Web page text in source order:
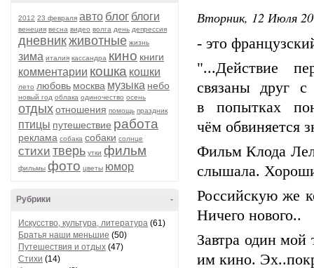
2012 23 февраля авто блог блоги
венеция весна видео волга день депрессия
дневникживотные жизнь
зима италия кассандра кино книги
комментарии кошка кошки
лето любовь москва музыка небо
новый год облака одиночество осень
отдыхотношения помощь праздник
птицы путешествие работа
реклама собака собаки солнце
стихи тверь утки фильм
фильмы фото цветы юмор
-
Рубрики
Искусство, культура, литература (61)
Братья наши меньшие (50)
Путешествия и отдых (47)
Стихи (14)
Вторник, 12 Июля
- это
"...Действие
связаны друг с
в попытках
чём обвиняется
Фильм Клода
слышала.
Российскую же
Ничего нового..
Завтра один мой
им кино.